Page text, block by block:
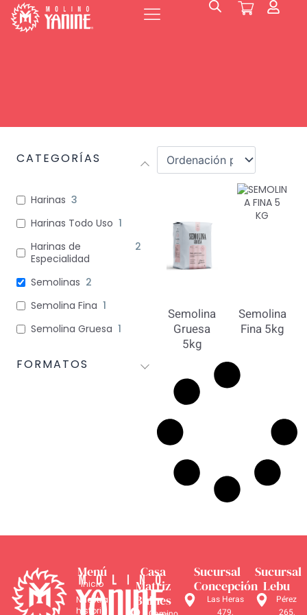
contenido
CATEGORÍAS
Harinas 3
Harinas Todo Uso 1
Harinas de
Especialidad
2
Semolinas 2
Semolina Fina 1
Semolina Gruesa 1
FORMATOS
Semolina
Gruesa
5kg
Semolina
Fina 5kg
Menú
Inicio
Nuestra
historia
Casa
Matriz
Bulnes
Sucursal
Concepción
Las Heras
479,
Sucursal
Lebu
Pérez
265,